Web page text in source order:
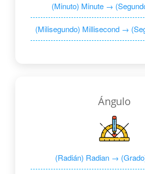
(Minuto) Minute →
(Milisegundo) Millisecond →
Ángulo
(Radián) Radian →